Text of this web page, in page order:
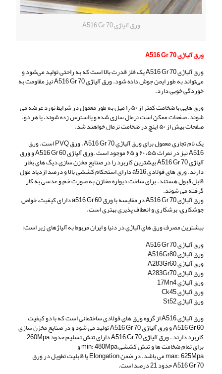
ورق آلیاژی A516 Gr 70
ورق آلیاژی A516 Gr 70
ورق آلیاژی A516 Gr 70 یک فلز قدرت بالا است که به راحتی تولید می‌شود و
می‌تواند به طور ایمن جوش داده شود. ورق آلیاژی A516 Gr 70 نیز مقاومت به
خوردگی خوبی دارد.
ورق هایی با ضخامت کمتر از ۱٫۵۰ میل به طور معمول در شرایط نورد عرضه می
شوند. صفحات ممکن است نرمال سازی شده و یااسترس زده شوند، یا هر دو.
صفحات بیش از ۵۰ اینچ در ضخامت نرمال خواهند شد.
یک نام تجاری معمول برای ورق آلیاژی A516 Gr 70 ، ورق PVQ است. ورق
A516 نیز در نمرات ۵۵، ۶۰ و ۶۵ موجود است .ورق آلیاژی A516 Gr 60 و ورق
آلیاژی A516 Gr 70 بیشترین کاربرد را در صنایع مخزن سازی دیگ های بخار
دارند. ورق های فولادی a516 دارای استحکام کششی بالا و درصد ازدیاد طول
قابل قبول هستند. برای ساخت دیواره مخازن به صورت خم و عدسی به کار
گرفته می شوند.
ورق آلیاژی A516 Gr 70 در مقایسه با ورق a516 Gr 60 دارای کیفیت، خواص
جوشکاری، برشکاری و انعطاف پذیری بهتری است.
بیشترین مصرف ورق های آلیاژی در دنیا و ایران مربوط به آلیاژهای زیر است:
ورق آلیاژی A516 Gr 70
ورق آلیاژی A516Gr80
ورق آلیاژی A283Gr60
ورق آلیاژی A283Gr70
ورق آلیاژی 17Mn4
ورق آلیاژی Ck45
ورق آلیاژی St52
ورق آلیاژی A516 از گروه ورق های فولادی ساختمانی است که با دو کیفیت
A516 Gr 60 و ورق آلیاژی A516 Gr 70 تولید می شود و در صنایع مخزن سازی
کاربرد دارند . ورق آلیاژی A516 Gr 70 دارای تنش تسلیم حدود 260Mpa
برای تمام ضخامت ها و تنش کششی min: 480Mpa و
max: 625Mpa می باشد. در ضمن Elongation یا قابلیت تطویل در ورق
A516 Gr 70 حدود 21 درصد است.